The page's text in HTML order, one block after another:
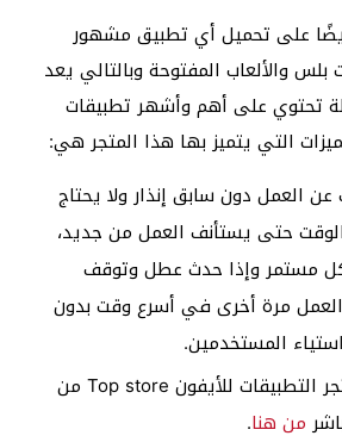
على تحميل أي تطبيق مشهور
والألعاب المفتوحة وبالتالي يعد
تحتوي على أهم وأشهر تطبيقات
التي يتميز بها هذا المتجر هي:
عن العمل دون سابق إنذار ولا يحتاج
حتى يستأنف العمل من جديد،
مستمر وإذا حدث عطل وتوقف
مرة أخرى في أسرع وقت بدون
المستخدمين.
يمكنك تنزيل متجر التطبيقات للأيفون Top store من
من هنا.